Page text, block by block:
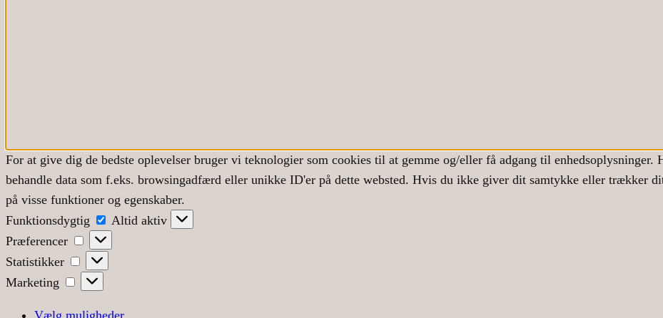
For at give dig de bedste oplevelser bruger vi teknologier som cookies til at gemme og/eller få adgang til
behandle data som f.eks. browsingadfærd eller unikke ID'er på dette websted. Hvis du ikke giver dit samtykke eller trækker
på visse funktioner og egenskaber.
Funktionsdygtig
Funktionsdygtig
Altid aktiv
Præferencer
Præferencer
Statistikker
Statistikker
Marketing
Marketing
Vælg muligheder